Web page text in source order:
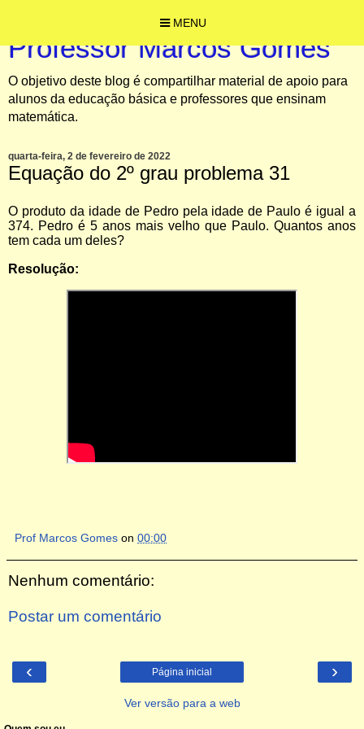
MENU
Professor Marcos Gomes
O objetivo deste blog é compartilhar material de apoio para
alunos da educação básica e professores que ensinam
matemática.
quarta-feira, 2 de fevereiro de 2022
Equação do 2º grau problema 31
O produto da idade de Pedro pela idade de Paulo é igual a
374. Pedro é 5 anos mais velho que Paulo. Quantos anos
tem cada um deles?
Resolução:
Prof Marcos Gomes on 00:00
Nenhum comentário:
Postar um comentário
‹ ›
Página inicial
Ver versão para a web